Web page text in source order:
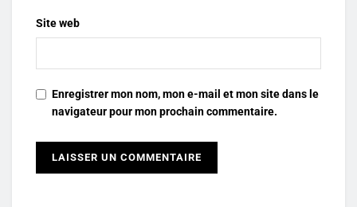
Site web
Enregistrer mon nom, mon e-mail et mon site dans le
navigateur pour mon prochain commentaire.